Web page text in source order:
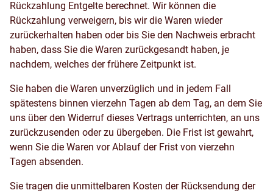
Rückzahlung Entgelte berechnet. Wir können die
Rückzahlung verweigern, bis wir die Waren wieder
zurückerhalten haben oder bis Sie den Nachweis erbracht
haben, dass Sie die Waren zurückgesandt haben, je
nachdem, welches der frühere Zeitpunkt ist.
Sie haben die Waren unverzüglich und in jedem Fall
spätestens binnen vierzehn Tagen ab dem Tag, an dem Sie
uns über den Widerruf dieses Vertrags unterrichten, an uns
zurückzusenden oder zu übergeben. Die Frist ist gewahrt,
wenn Sie die Waren vor Ablauf der Frist von vierzehn
Tagen absenden.
Sie tragen die unmittelbaren Kosten der Rücksendung der